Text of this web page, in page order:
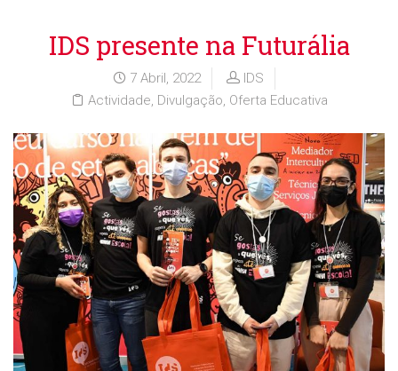
IDS presente na Futurália
7 Abril, 2022
IDS
Actividade, Divulgação, Oferta Educativa